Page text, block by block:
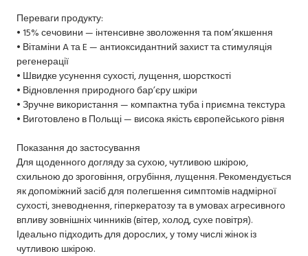
Переваги продукту:
• 15% сечовини — інтенсивне зволоження та пом’якшення
• Вітаміни A та E — антиоксидантний захист та стимуляція
регенерації
• Швидке усунення сухості, лущення, шорсткості
• Відновлення природного бар’єру шкіри
• Зручне використання — компактна туба і приємна текстура
• Виготовлено в Польщі — висока якість європейського рівня
Показання до застосування
Для щоденного догляду за сухою, чутливою шкірою,
схильною до зроговіння, огрубіння, лущення. Рекомендується
як допоміжний засіб для полегшення симптомів надмірної
сухості, зневоднення, гіперкератозу та в умовах агресивного
впливу зовнішніх чинників (вітер, холод, сухе повітря).
Ідеально підходить для дорослих, у тому числі жінок із
чутливою шкірою.